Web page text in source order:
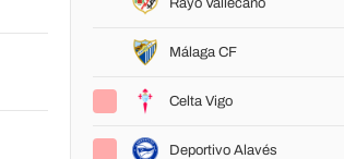
Rayo Vallecano
Málaga CF
Celta Vigo
Deportivo Alavés